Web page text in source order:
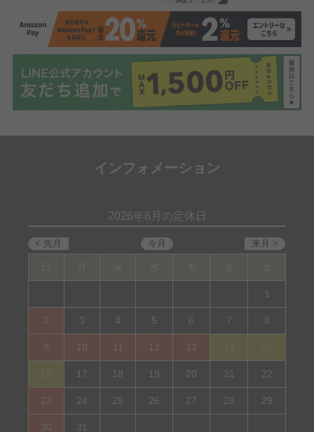
インフォメーション
2026年8月の定休日
1
2 3 4 5 6 7 8
9 10 11 12 13 14 15
16 17 18 19 20 21 22
23 24 25 26 27 28 29
30 31